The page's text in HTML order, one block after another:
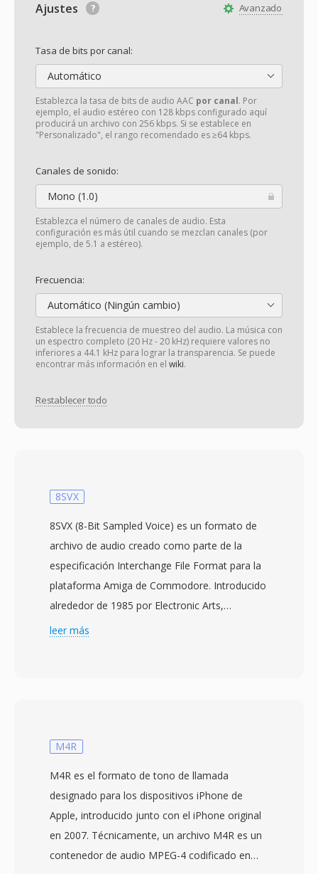
Avanzado
Ajustes
Tasa de bits por canal:
Automático
Establezca la tasa de bits de audio AAC por canal. Por
ejemplo, el audio estéreo con 128 kbps configurado aquí
producirá un archivo con 256 kbps. Si se establece en
"Personalizado", el rango recomendado es ≥64 kbps.
Canales de sonido:
Mono (1.0)
Establezca el número de canales de audio. Esta
configuración es más útil cuando se mezclan canales (por
ejemplo, de 5.1 a estéreo).
Frecuencia:
Automático (Ningún cambio)
Establece la frecuencia de muestreo del audio. La música con
un espectro completo (20 Hz - 20 kHz) requiere valores no
inferiores a 44.1 kHz para lograr la transparencia. Se puede
encontrar más información en el wiki.
Restablecer todo
8SVX
8SVX (8-Bit Sampled Voice) es un formato de
archivo de audio creado como parte de la
especificación Interchange File Format para la
plataforma Amiga de Commodore. Introducido
alrededor de 1985 por Electronic Arts,
almacena muestras de audio de 8 bits con
tipo de compresión) y un bloque BODY qué
música sampleada en software de trackers en
todo el ecosistema Amiga. Una ventaja clave
es su arquitectura sencilla basada en bloques,
leer más
M4R
M4R es el formato de tono de llamada
designado para los dispositivos iPhone de
Apple, introducido junto con el iPhone original
en 2007. Técnicamente, un archivo M4R es un
contenedor de audio MPEG-4 codificado en